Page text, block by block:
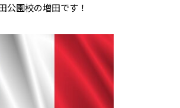
公園校の増田です！